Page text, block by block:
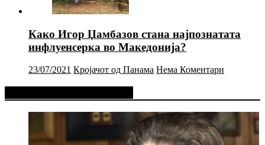
Како Игор Џамбазов стана најпознатата
инфлуенсерка во Македонија?
23/07/2021 Кројачот од Панама Нема Коментари